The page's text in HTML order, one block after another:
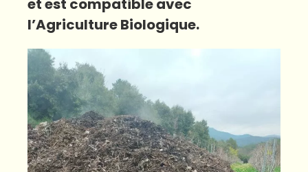
et est compatible avec
l’Agriculture Biologique.